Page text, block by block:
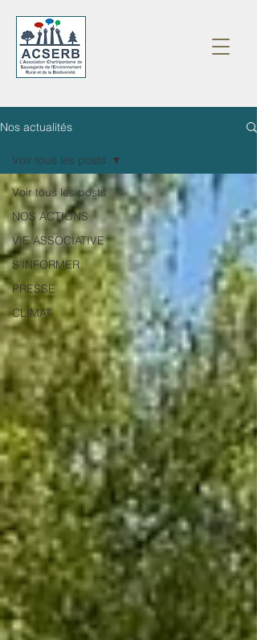
Nos actualités
Voir tous les posts
NOS ACTIONS
VIE ASSOCIATIVE
S'INFORMER
PRESSE
CLIMAT
Voir tous les posts